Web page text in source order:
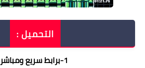
التحميل :
1
-برابط سريع ومباشر